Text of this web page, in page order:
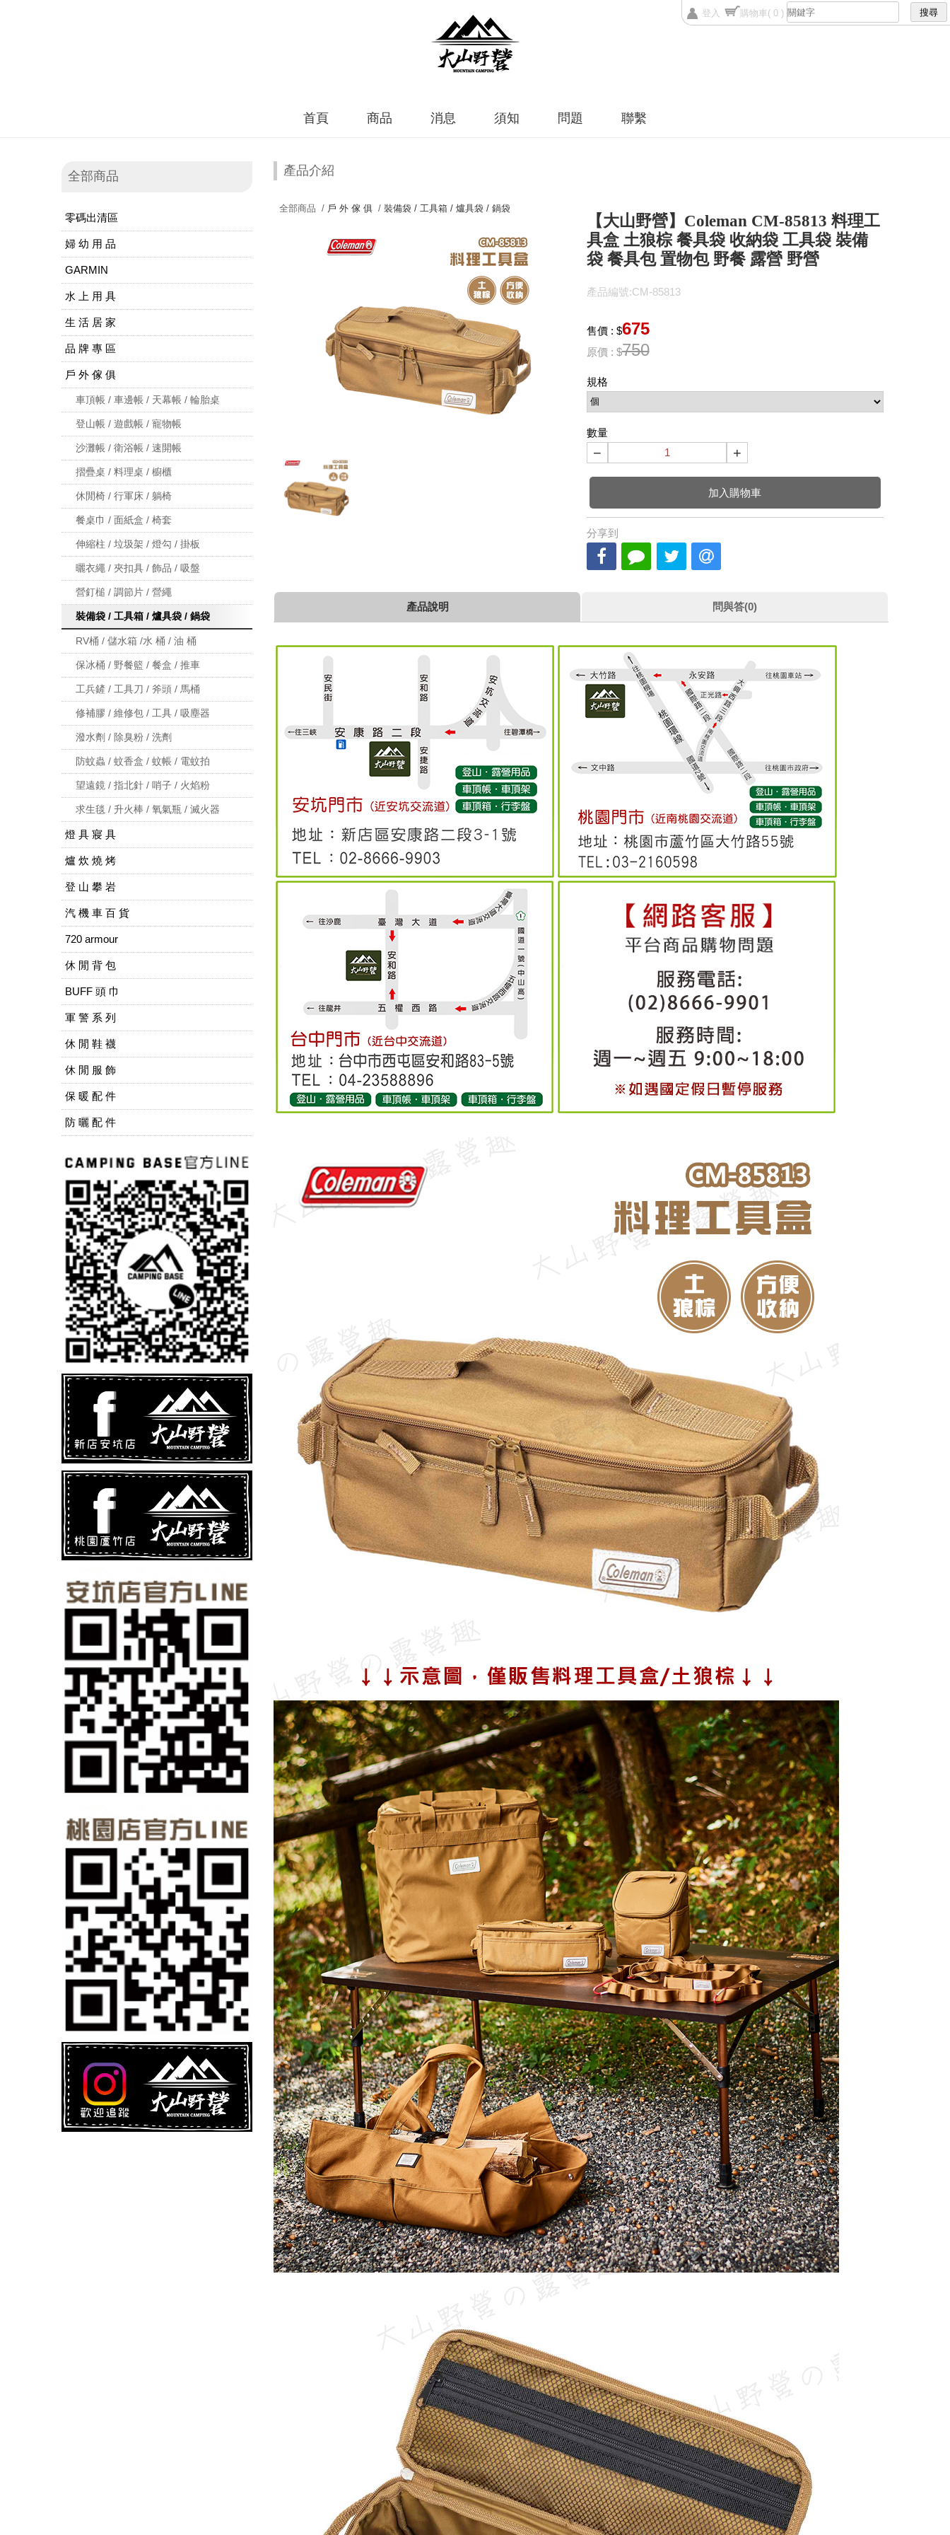
登入 購物車( 0 )
首頁 商品 消息 須知 問題 聯繫
全部商品
零碼出清區
婦 幼 用 品
GARMIN
水 上 用 具
生 活 居 家
品 牌 專 區
戶 外 傢 俱
車頂帳 / 車邊帳 / 天幕帳 / 輪胎桌
登山帳 / 遊戲帳 / 寵物帳
沙灘帳 / 衛浴帳 / 速開帳
摺疊桌 / 料理桌 / 櫥櫃
休閒椅 / 行軍床 / 躺椅
餐桌巾 / 面紙盒 / 椅套
伸縮柱 / 垃圾架 / 燈勾 / 掛板
曬衣繩 / 夾扣具 / 飾品 / 吸盤
營釘槌 / 調節片 / 營繩
裝備袋 / 工具箱 / 爐具袋 / 鍋袋
RV桶 / 儲水箱 /水 桶 / 油 桶
保冰桶 / 野餐籃 / 餐盒 / 推車
工兵鏟 / 工具刀 / 斧頭 / 馬桶
修補膠 / 維修包 / 工具 / 吸塵器
潑水劑 / 除臭粉 / 洗劑
防蚊蟲 / 蚊香盒 / 蚊帳 / 電蚊拍
望遠鏡 / 指北針 / 哨子 / 火焰粉
求生毯 / 升火棒 / 氧氣瓶 / 滅火器
燈 具 寢 具
爐 炊 燒 烤
登 山 攀 岩
汽 機 車 百 貨
720 armour
休 閒 背 包
BUFF 頭 巾
軍 警 系 列
休 閒 鞋 襪
休 閒 服 飾
保 暖 配 件
防 曬 配 件
產品介紹
全部商品 / 戶 外 傢 俱/ 裝備袋 / 工具箱 / 爐具袋 / 鍋袋
【大山野營】Coleman CM-85813 料理工
具盒 土狼棕 餐具袋 收納袋 工具袋 裝備
袋 餐具包 置物包 野餐 露營 野營
產品編號:CM-85813
售價 : $675
原價 : $750
規格
數量
− +
加入購物車
分享到
產品說明 問與答(0)